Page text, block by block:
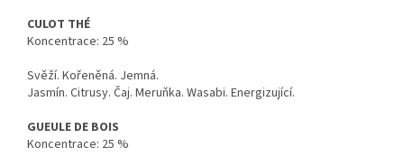
CULOT THÉ
Koncentrace: 25 %
Svěží. Kořeněná. Jemná.
Jasmín. Citrusy. Čaj. Meruňka. Wasabi. Energizující.
GUEULE DE BOIS
Koncentrace: 25 %